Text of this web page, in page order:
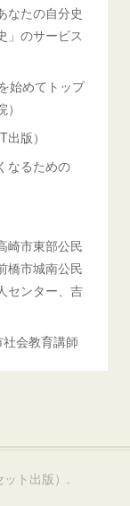
なたの自分史
」のサービス
始めてトップ
版）
なるための
崎市東部公民
橋市城南公民
センター、吉
会教育講師
ト出版） .